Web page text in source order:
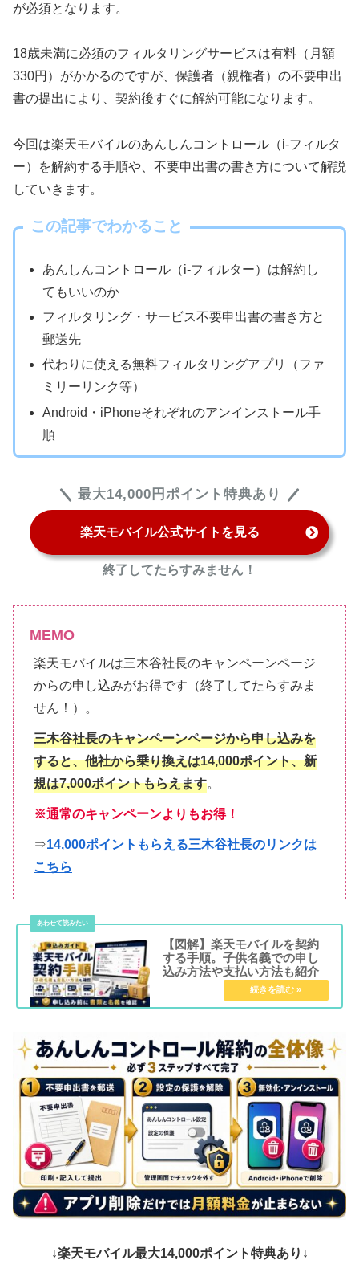
が必須となります。
18歳未満に必須のフィルタリングサービスは有料（月額
330円）がかかるのですが、保護者（親権者）の不要申出
書の提出により、契約後すぐに解約可能になります。
今回は楽天モバイルのあんしんコントロール（i-フィルタ
ー）を解約する手順や、不要申出書の書き方について解説
していきます。
この記事でわかること
あんしんコントロール（i-フィルター）は解約し
てもいいのか
フィルタリング・サービス不要申出書の書き方と
郵送先
代わりに使える無料フィルタリングアプリ（ファ
ミリーリンク等）
Android・iPhoneそれぞれのアンインストール手
順
最大14,000円ポイント特典あり
楽天モバイル公式サイトを見る
終了してたらすみません！
MEMO
楽天モバイルは三木谷社長のキャンペーンページ
からの申し込みがお得です（終了してたらすみま
せん！）。
三木谷社長のキャンペーンページから申し込みを
すると、他社から乗り換えは14,000ポイント、新
規は7,000ポイントもらえます。
※通常のキャンペーンよりもお得！
⇒14,000ポイントもらえる三木谷社長のリンクは
こちら
【図解】楽天モバイルを契約
する手順。子供名義での申し
込み方法や支払い方法も紹介
↓楽天モバイル最大14,000ポイント特典あり↓